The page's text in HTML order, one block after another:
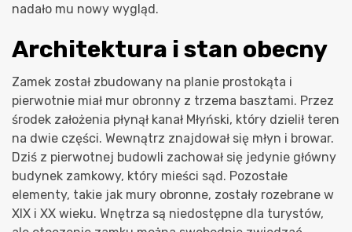
nadało mu nowy wygląd.
Architektura i stan obecny
Zamek został zbudowany na planie prostokąta i
pierwotnie miał mur obronny z trzema basztami. Przez
środek założenia płynął kanał Młyński, który dzielił teren
na dwie części. Wewnątrz znajdował się młyn i browar.
Dziś z pierwotnej budowli zachował się jedynie główny
budynek zamkowy, który mieści sąd. Pozostałe
elementy, takie jak mury obronne, zostały rozebrane w
XIX i XX wieku. Wnętrza są niedostępne dla turystów,